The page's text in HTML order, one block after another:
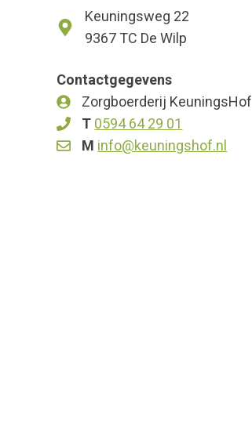
Keuningsweg 22
9367 TC De Wilp
Contactgegevens
Zorgboerderij KeuningsHof
T 0594 64 29 01
M info@keuningshof.nl